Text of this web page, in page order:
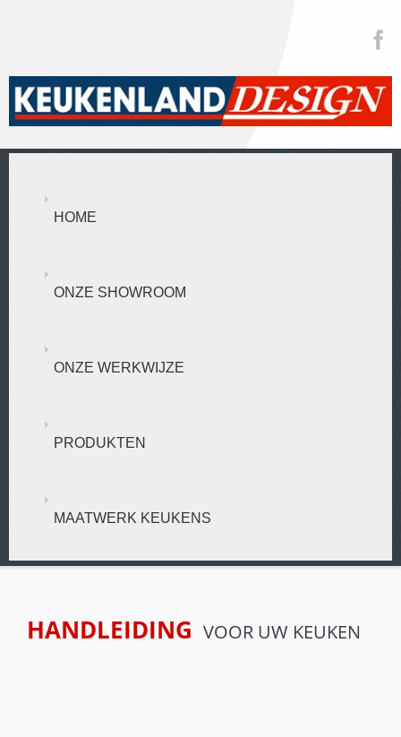
HOME
ONZE SHOWROOM
ONZE WERKWIJZE
PRODUKTEN
MAATWERK KEUKENS
HANDLEIDING VOOR UW KEUKEN